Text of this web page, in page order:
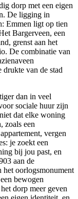
dorp met een eigen
De ligging in
Emmen ligt op tien
Bargerveen, een
grenst aan het
De combinatie van
van de stad
dan in veel
sociale huur zijn
dat elke woning
zoals een
vergen
je zoekt een
bij jou past, en
aan de
het oorlogsmonument
bewogen
dorp meer geven